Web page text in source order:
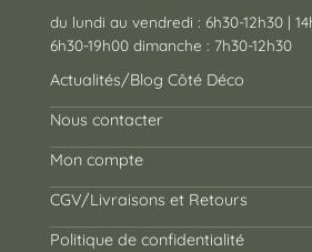
du lundi au vendredi : 6h30-12h30 |
6h30-19h00 dimanche : 7h30-12h30
Actualités/Blog Côté Déco
Nous contacter
Mon compte
CGV/Livraisons et Retours
Politique de confidentialité